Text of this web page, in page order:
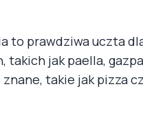
to prawdziwa uczta
jak paella,
takie jak pizza